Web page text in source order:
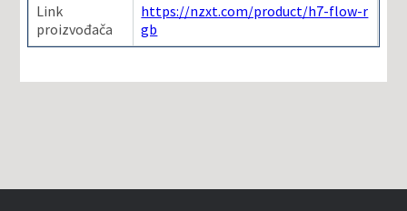
Link
proizvođača
https://nzxt.com/product/h7-flow-r
gb